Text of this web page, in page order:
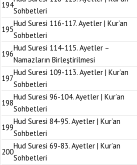
194
Sohbetleri
195
Hud Suresi 116-117. Ayetler | Kur’an
Sohbetleri
196
Hud Suresi 114-115. Ayetler –
Namazların Birleştirilmesi
197
Hud Suresi 109-113. Ayetler | Kur’an
Sohbetleri
198
Hud Suresi 96-104. Ayetler | Kur’an
Sohbetleri
199
Hud Suresi 84-95. Ayetler | Kur’an
Sohbetleri
200
Hud Suresi 69-83. Ayetler | Kur’an
Sohbetleri